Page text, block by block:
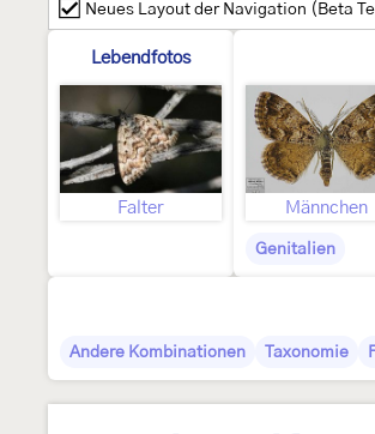
Neues Layout der Navigation (Beta
Lebendfotos
Falter Männchen
Genitalien
Andere Kombinationen Taxonomie